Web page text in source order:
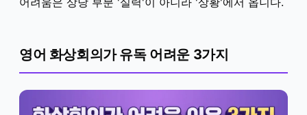
영어 화상회의가 유독 어려운 3가지